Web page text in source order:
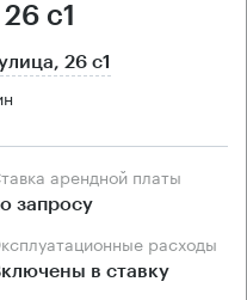
с1
26 с1
Ставка арендной платы
запросу
Эксплуатационные расходы
в ставку